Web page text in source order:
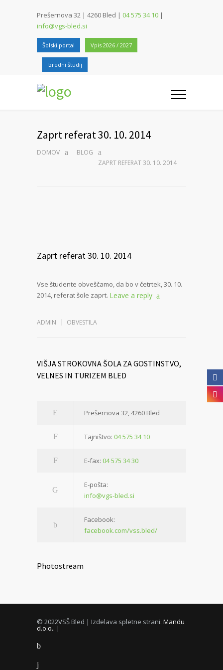
Prešernova 32 | 4260 Bled | 04 575 34 10 |
info@vgs-bled.si
Šolski portal Vpis 2026 / 2027
Izredni študij
Zaprt referat 30. 10. 2014
DOMOV
BLOG
ZAPRT REFERAT 30. 10. 2014
Zaprt referat 30. 10. 2014
Vse študente obveščamo, da bo v četrtek, 30. 10.
2014, referat šole zaprt. Leave a reply
ADMIN OBVESTILA
VIŠJA STROKOVNA ŠOLA ZA GOSTINSTVO,
VELNES IN TURIZEM BLED
Prešernova 32, 4260 Bled
Tajništvo: 04 575 34 10
E-fax: 04 575 34 30
E-pošta:
info@vgs-bled.si
Facebook:
facebook.com/vss.bled/
Photostream
© 2022VSŠ Bled | Izdelava spletne strani: Mandu
d.o.o.. |